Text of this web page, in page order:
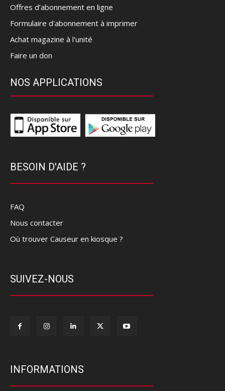
Offres d’abonnement en ligne
Formulaire d'abonnement à imprimer
Achat magazine à l'unité
Faire un don
NOS APPLICATIONS
BESOIN D'AIDE ?
FAQ
Nous contacter
Où trouver Causeur en kiosque ?
SUIVEZ-NOUS
INFORMATIONS